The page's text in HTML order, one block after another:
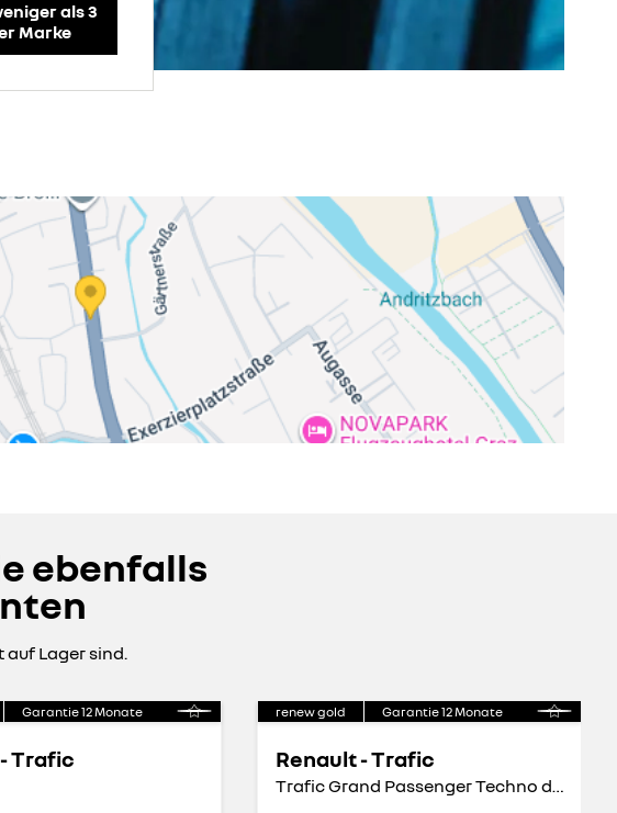
als 3
Marke
ebenfalls
auf Lager sind.
Garantie12Monate
Trafic
renew gold Garantie12Monate
Renault - Trafic
Trafic Grand Passenger Techno dci 150